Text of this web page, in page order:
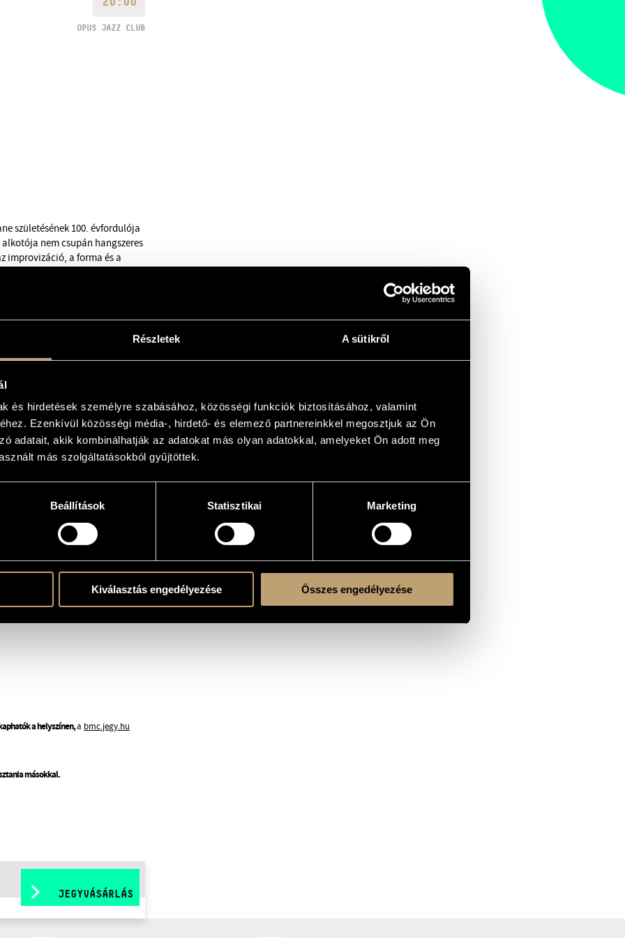
Részletek A sütikről
és hirdetések személyre szabásához, közösségi funkciók biztosításához, valamint
Ezenkívül közösségi média-, hirdető- és elemező partnereinkkel megosztjuk az Ön
adatait, akik kombinálhatják az adatokat más olyan adatokkal, amelyeket Ön adott meg
más szolgáltatásokból gyűjtöttek.
Beállítások Statisztikai Marketing
Kiválasztás engedélyezése Összes engedélyezése
OPUS JAZZ CLUB
születésének 100. évfordulója
nem csupán hangszeres
improvizáció, a forma és a
pályájának különböző
át a lírai, vokális
gondolkodásmódokat is
univerzális zenei nyelv
eredeti
megőrizve azok
szólaltatják meg
John Coltrane és Kenny
A gitár és a tenorszaxofon
hoz létre, miközben a blues
A Modern Art Orchestra
a kamarazenei figyelem erejét
arcát.
a helyszínen,a bmc.jegy.hu
másokkal.
JEGYVÁSÁRLÁS